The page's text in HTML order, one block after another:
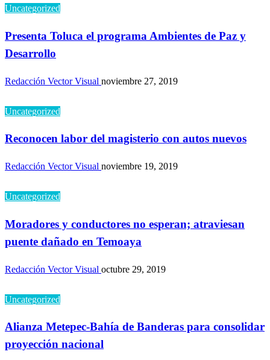
Uncategorized
Presenta Toluca el programa Ambientes de Paz y
Desarrollo
Redacción Vector Visual noviembre 27, 2019
Uncategorized
Reconocen labor del magisterio con autos nuevos
Redacción Vector Visual noviembre 19, 2019
Uncategorized
Moradores y conductores no esperan; atraviesan
puente dañado en Temoaya
Redacción Vector Visual octubre 29, 2019
Uncategorized
Alianza Metepec-Bahía de Banderas para consolidar
proyección nacional